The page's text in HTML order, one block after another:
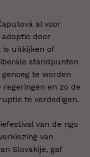
al voor
door
is uitkijken of
standpunten
te worden
en zo de
te verdedigen.
van de ngo
van
Slovakije, gaf